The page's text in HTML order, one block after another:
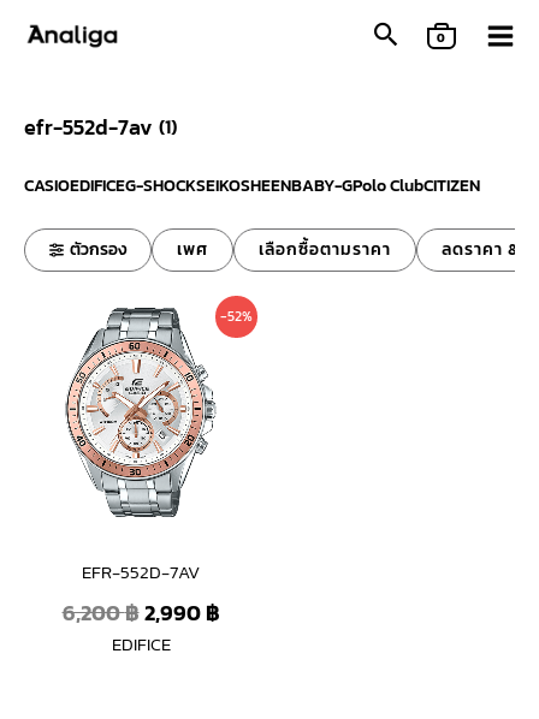
0
efr-552d-7av (1)
CASIOEDIFICEG-SHOCKSEIKOSHEENBABY-GPolo ClubCITIZEN
ตัวกรอง เพศ เลือกซื้อตามราคา ลดราคา &
-52%
EFR-552D-7AV
6,200฿
Original
price
was:
6,200 ฿.
2,990฿
Current
price
EDIFICE